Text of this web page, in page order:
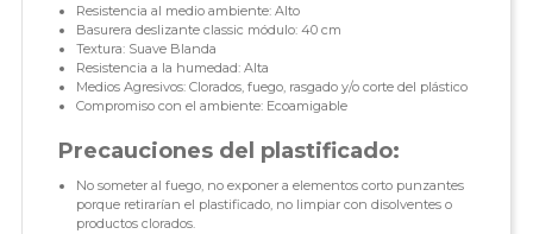
Resistencia al medio ambiente: Alto
Basurera deslizante classic módulo: 40 cm
Textura: Suave Blanda
Resistencia a la humedad: Alta
Medios Agresivos: Clorados, fuego, rasgado y/o corte del plástico
Compromiso con el ambiente: Ecoamigable
Precauciones del plastificado:
No someter al fuego, no exponer a elementos corto punzantes
porque retirarían el plastificado, no limpiar con disolventes o
productos clorados.